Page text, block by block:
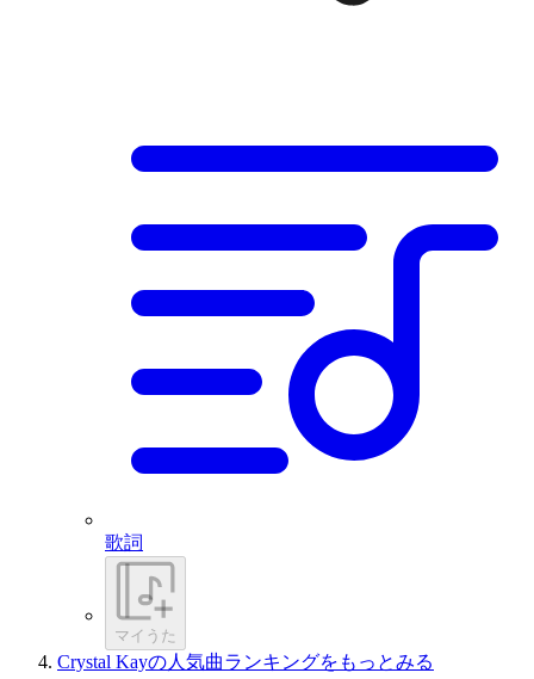
歌詞
マイうた
Crystal Kayの人気曲ランキングをもっとみる